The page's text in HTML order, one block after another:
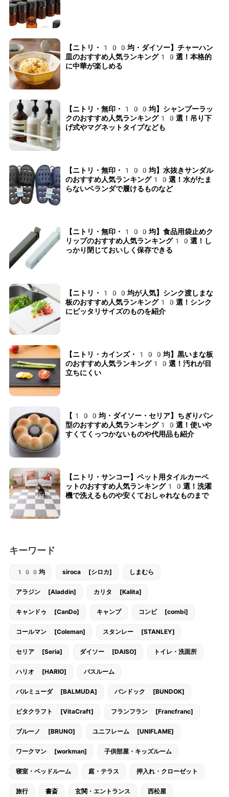
【ニトリ・100均・ダイソー】チャーハン
皿のおすすめ人気ランキング10選！本格的
に中華が楽しめる
【ニトリ・無印・100均】シャンプーラッ
クのおすすめ人気ランキング10選！吊り下
げ式やマグネットタイプなども
【ニトリ・無印・100均】水抜きサンダル
のおすすめ人気ランキング10選！水がたま
らないベランダで履けるものなど
【ニトリ・無印・100均】食品用袋止めク
リップのおすすめ人気ランキング10選！し
っかり閉じておいしく保存できる
【ニトリ・100均が人気】シンク渡しまな
板のおすすめ人気ランキング10選！シンク
にピッタリサイズのものを紹介
【ニトリ・カインズ・100均】黒いまな板
のおすすめ人気ランキング10選！汚れが目
立ちにくい
【100均・ダイソー・セリア】ちぎりパン
型のおすすめ人気ランキング10選！使いや
すくてくっつかないものや代用品も紹介
【ニトリ・サンコー】ペット用タイルカーペ
ットのおすすめ人気ランキング10選！洗濯
機で洗えるものや安くておしゃれなものまで
キーワード
100均 siroca [シロカ] しまむら
アラジン [Aladdin] カリタ [Kalita]
キャンドゥ [CanDo] キャンプ コンビ [combi]
コールマン [Coleman] スタンレー [STANLEY]
セリア [Seria] ダイソー [DAISO] トイレ・洗面所
ハリオ [HARIO] バスルーム
バルミューダ [BALMUDA] バンドック [BUNDOK]
ビタクラフト [VitaCraft] フランフラン [Francfranc]
ブルーノ [BRUNO] ユニフレーム [UNIFLAME]
ワークマン [workman] 子供部屋・キッズルーム
寝室・ベッドルーム 庭・テラス 押入れ・クローゼット
旅行 書斎 玄関・エントランス 西松屋